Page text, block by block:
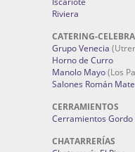
Riviera
CATERING-
Grupo Venecia
Horno de Curro
Manolo Mayo(Los
Salones Román
CERRAMIENTOS
Cerramientos Gordo
CHATARRERÍAS